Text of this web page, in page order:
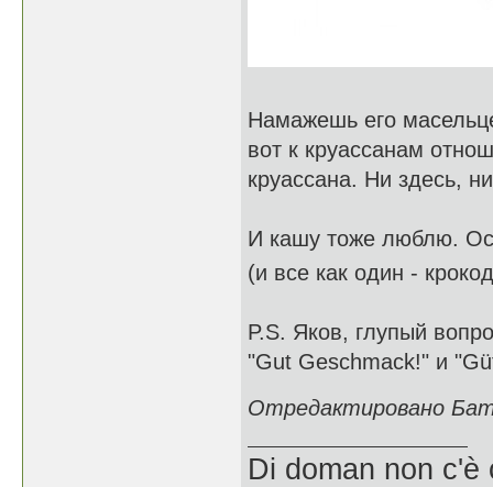
Намажешь его
вот к круассанам
круассана. Ни здесь,
И кашу тоже люблю.
(и все как один -
P.S. Яков, глупый
"Gut Geschmack!" и
Отредактировано
Di doman non c'è